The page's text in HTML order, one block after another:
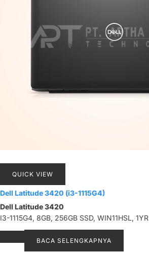
QUICK VIEW
Dell Latitude 3420 (i3-1115G4)
Dell Latitude 3420
I3-1115G4, 8GB, 256GB SSD, WIN11HSL, 1YR
BACA SELENGKAPNYA